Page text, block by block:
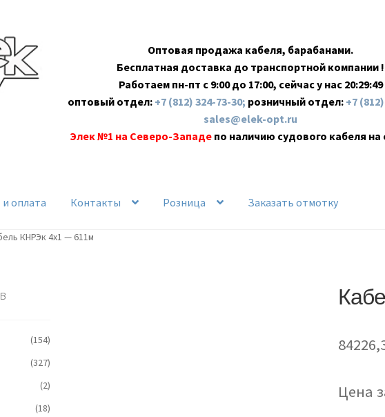
Оптовая продажа кабеля, барабанами.
Бесплатная доставка до транспортной компании !
Работаем пн-пт с 9:00 до 17:00, сейчас у нас 20:29:50
оптовый отдел: +7 (812) 324-73-30; розничный отдел: +7
sales@elek-opt.ru
Элек №1 на Северо-Западе по наличию судового кабеля на
оплата Контакты Розница Заказать отмотку
КНРЭк 4х1 — 611м
Цена
(154)
(327)
(2)
(18)